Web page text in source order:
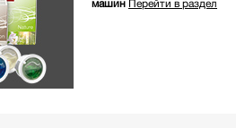
машин Перейти в раздел